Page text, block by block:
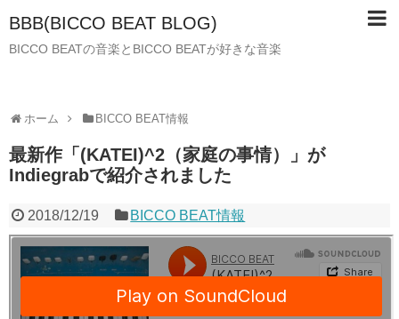
BBB(BICCO BEAT BLOG)
BICCO BEATの音楽とBICCO BEATが好きな音楽
ホーム BICCO BEAT情報
最新作「(KATEI)^2（家庭の事情）」が
Indiegrabで紹介されました
2018/12/19 BICCO BEAT情報